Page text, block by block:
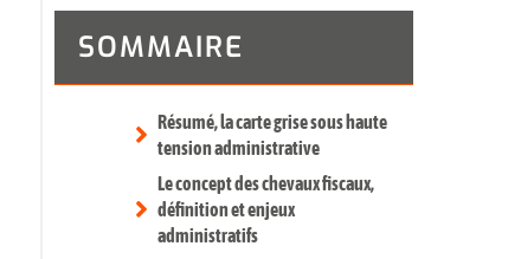
SOMMAIRE
Résumé, la carte grise sous haute
tension administrative
Le concept des chevaux fiscaux,
définition et enjeux
administratifs